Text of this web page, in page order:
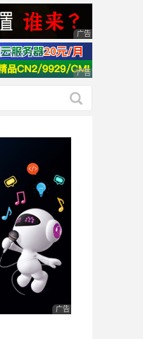
广告 商业广告，理
广告 商业广告，理
广告 商业广告，理性选择